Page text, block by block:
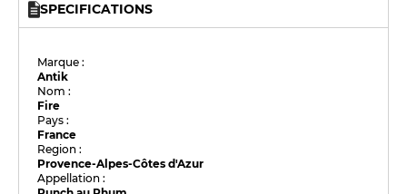
SPECIFICATIONS
Marque :
Antik
Nom :
Fire
Pays :
France
Region :
Provence-Alpes-Côtes d'Azur
Appellation :